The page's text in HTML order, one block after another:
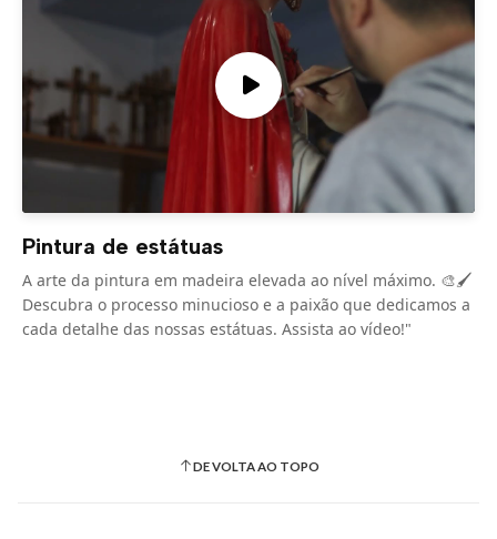
Pintura de estátuas
A arte da pintura em madeira elevada ao nível máximo. 🎨🖌️
Descubra o processo minucioso e a paixão que dedicamos a
cada detalhe das nossas estátuas. Assista ao vídeo!"
DE VOLTA AO TOPO